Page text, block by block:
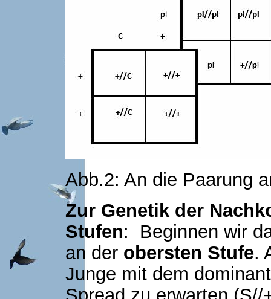
Abb.2: An die Paarung
Zur Genetik der
Stufen: Beginnen wir
an der obersten Stufe.
Junge mit dem
Spread zu erwarten